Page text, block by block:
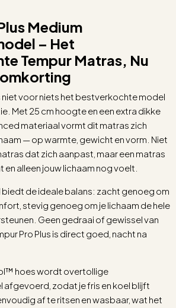
Medium
– Het
Tempur Matras, Nu
niet voor niets het bestverkochte model
Met 25 cm hoogte en een extra dikke
materiaal vormt dit matras zich
— op warmte, gewicht en vorm. Niet
dat zich aanpast, maar een matras
alleen jouw lichaam nog voelt.
biedt de ideale balans: zacht genoeg om
stevig genoeg om je lichaam de hele
Geen gedraai of gewissel van
Pro Plus is direct goed, nacht na
hoes wordt overtollige
afgevoerd, zodat je fris en koel blijft
af te ritsen en wasbaar, wat het